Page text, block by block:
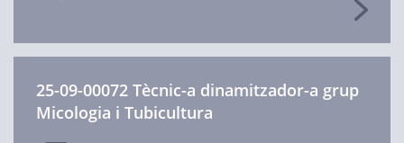
25-09-00072 Tècnic-a dinamitzador-a grup
Micologia i Tubicultura